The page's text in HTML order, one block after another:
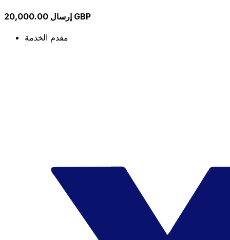
إرسال 20,000.00 GBP
مقدم الخدمة